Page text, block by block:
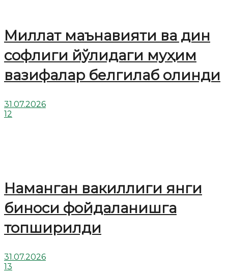
Миллат маънавияти ва дин
софлиги йўлидаги муҳим
вазифалар белгилаб олинди
31.07.2026
12
Наманган вакиллиги янги
биноси фойдаланишга
топширилди
31.07.2026
13